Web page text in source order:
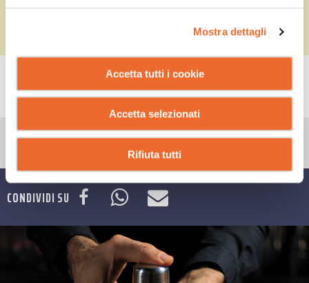
Mostra dettagli
Accetta tutti i cookie
Accetta selezionati
Rifiuta tutti
CONSIGLI
CONDIVIDI SU